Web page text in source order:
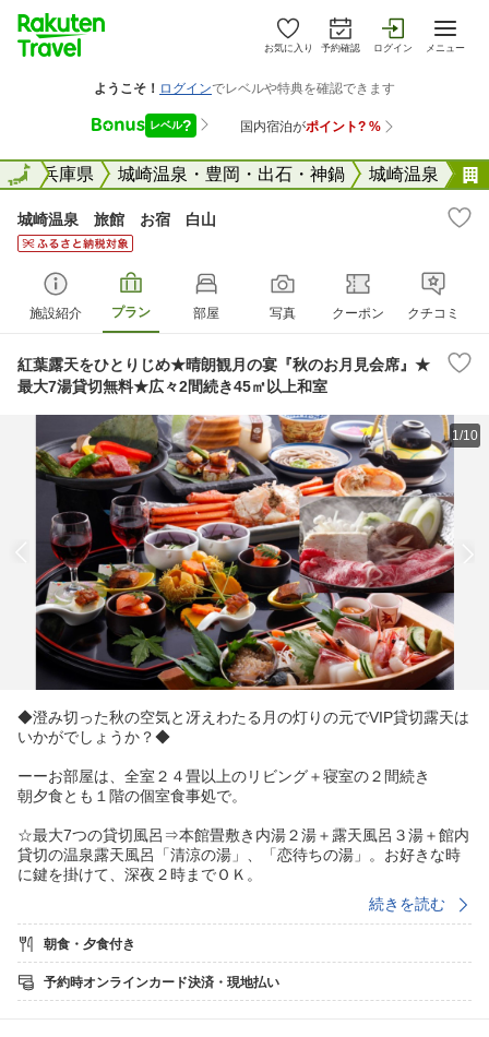
お気に入り 予約確認 ログイン メニュー
全国兵庫県 城崎温泉・豊岡・出石・神鍋 城崎温泉
全国
城崎温泉 旅館 お宿 白山
施設紹介 プラン 部屋 写真 クーポン クチコミ
紅葉露天をひとりじめ★晴朗観月の宴『秋のお月見会席』★
最大7湯貸切無料★広々2間続き45㎡以上和室
1/10
◆澄み切った秋の空気と冴えわたる月の灯りの元でVIP貸切露天は
いかがでしょうか？◆
ーーお部屋は、全室２４畳以上のリビング＋寝室の２間続き
朝夕食とも１階の個室食事処で。
☆最大7つの貸切風呂⇒本館畳敷き内湯２湯＋露天風呂３湯＋館内
貸切の温泉露天風呂「清涼の湯」、「恋待ちの湯」。お好きな時
に鍵を掛けて、深夜２時までＯＫ。
★姉妹館花まんだらでミニ縁日10月31日まで
（7月19日20日、8月10日〜17日はお休み)
☆駄菓子詰めサービス
続きを読む
朝食・夕食付き
予約時オンラインカード決済・現地払い